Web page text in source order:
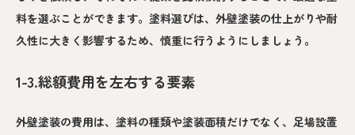
料を選ぶことができます。塗料選びは、外壁塗装の仕上がりや耐
久性に大きく影響するため、慎重に行うようにしましょう。
1-3.総額費用を左右する要素
外壁塗装の費用は、塗料の種類や塗装面積だけでなく、足場設置